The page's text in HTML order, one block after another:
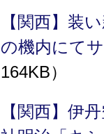
【関西】装
の機内にて
164KB）
【関西】伊